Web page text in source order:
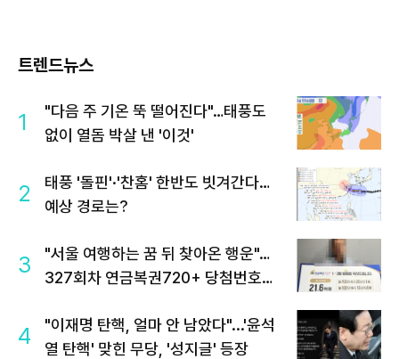
트렌드뉴스
1
"다음 주 기온 뚝 떨어진다"…태풍도
없이 열돔 박살 낸 '이것'
2
태풍 '돌핀'·'찬홈' 한반도 빗겨간다…
예상 경로는?
3
"서울 여행하는 꿈 뒤 찾아온 행운"…
327회차 연금복권720+ 당첨번호조
4
"이재명 탄핵, 얼마 안 남았다"...'윤석
열 탄핵' 맞힌 무당, '성지글' 등장